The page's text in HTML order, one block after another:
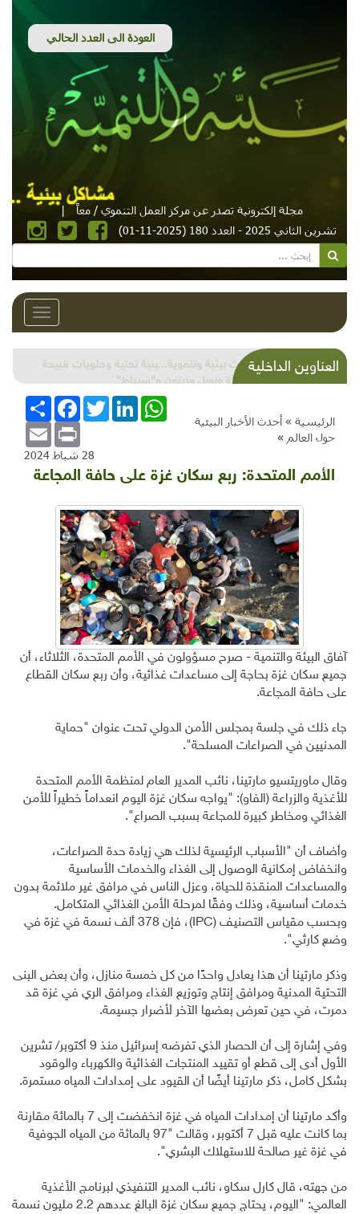
مجلة إلكترونية تصدر عن مركز العمل التنموي / معاً
|
تشرين الثاني 2025 - العدد 180 (2025-11-01)
Toggle
العناوين الداخليةشذرات بيئية وتنموية...بنية تحتية وحلويات قبيحة
وحاكورة ونوبل وزيتون و"سيباط"
الرئيسية » أحدث الأخبار البيئية
حول العالم »
انشر
FacebookTwitterLinkedInWhatsApp
Email Print
28 شباط 2024
الأمم المتحدة: ربع سكان غزة على حافة المجاعة
آفاق البيئة والتنمية - صرح مسؤولون في الأمم المتحدة، الثلاثاء، أن
جميع سكان غزة بحاجة إلى مساعدات غذائية، وأن ربع سكان القطاع
على حافة المجاعة.
جاء ذلك في جلسة بمجلس الأمن الدولي تحت عنوان "حماية
المدنيين في الصراعات المسلحة".
وقال ماوريتسيو مارتينا، نائب المدير العام لمنظمة الأمم المتحدة
للأغذية والزراعة (الفاو): "يواجه سكان غزة اليوم انعداماً خطيراً للأمن
الغذائي ومخاطر كبيرة للمجاعة بسبب الصراع".
وأضاف أن "الأسباب الرئيسية لذلك هي زيادة حدة الصراعات،
وانخفاض إمكانية الوصول إلى الغذاء والخدمات الأساسية
والمساعدات المنقذة للحياة، وعزل الناس في مرافق غير ملائمة بدون
خدمات أساسية، وذلك وفقًا لمرحلة الأمن الغذائي المتكامل.
وبحسب مقياس التصنيف (IPC)، فإن 378 ألف نسمة في غزة في
وضع كارثي".
وذكر مارتينا أن هذا يعادل واحدًا من كل خمسة منازل، وأن بعض البنى
التحتية المدنية ومرافق إنتاج وتوزيع الغذاء ومرافق الري في غزة قد
دمرت، في حين تعرض بعضها الآخر لأضرار جسيمة.
وفي إشارة إلى أن الحصار الذي تفرضه إسرائيل منذ 9 أكتوبر/ تشرين
الأول أدى إلى قطع أو تقييد المنتجات الغذائية والكهرباء والوقود
بشكل كامل، ذكر مارتينا أيضًا أن القيود على إمدادات المياه مستمرة.
وأكد مارتينا أن إمدادات المياه في غزة انخفضت إلى 7 بالمائة مقارنة
بما كانت عليه قبل 7 أكتوبر، وقالت "97 بالمائة من المياه الجوفية
في غزة غير صالحة للاستهلاك البشري".
من جهته، قال كارل سكاو، نائب المدير التنفيذي لبرنامج الأغذية
العالمي: "اليوم، يحتاج جميع سكان غزة البالغ عددهم 2.2 مليون نسمة